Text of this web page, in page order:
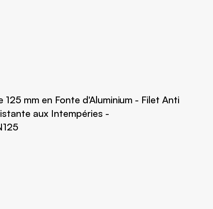
125 mm en Fonte d'Aluminium - Filet Anti
aux Intempéries -